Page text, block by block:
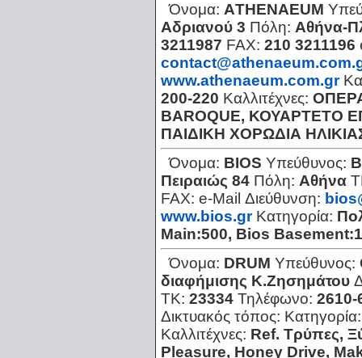
Όνομα: AΤΗΕΝΑΕUΜ
Αδριανού 3 Πόλη: Αθήνα-
3211987 FAX: 210 3211196
www.athenaeum.com.gr
200-220 Καλλιτέχνες:
BAROQUE, ΚΟΥΑΡΤΕΤΟ
ΠΑΙΔΙΚΗ ΧΟΡΩΔΙΑ
Όνομα: BIOS Υπεύθυνος:
Πειραιώς 84 Πόλη: Αθήνα
FAX: e-Mail Διεύθυνση:
www.bios.gr Κατηγορία:
Main:500, Bios
Όνομα: DRUΜ Υπεύθυνος:
διαφήμισης Κ.Ζησημάτου
ΤΚ: 23334 Τηλέφωνο: 2610-
Δικτυακός τόπος:
Καλλιτέχνες: Ref. Τρύπες,
Ρleasure, Ηoney Drive,